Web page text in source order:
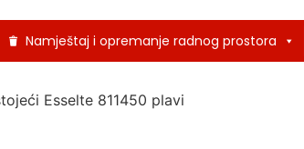
Namještaj i opremanje radnog prostora
Esselte 811450 plavi